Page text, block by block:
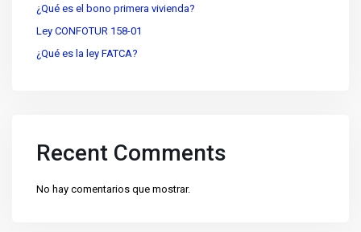
¿Qué es el bono primera vivienda?
Ley CONFOTUR 158-01
¿Qué es la ley FATCA?
Recent Comments
No hay comentarios que mostrar.